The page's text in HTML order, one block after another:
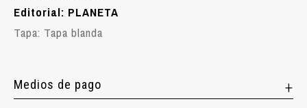
Editorial: PLANETA
Tapa: Tapa blanda
Medios de pago